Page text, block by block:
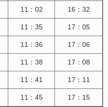
11：02 16：32
11：35 17：05
11：36 17：06
11：38 17：08
11：41 17：11
11：45 17：15